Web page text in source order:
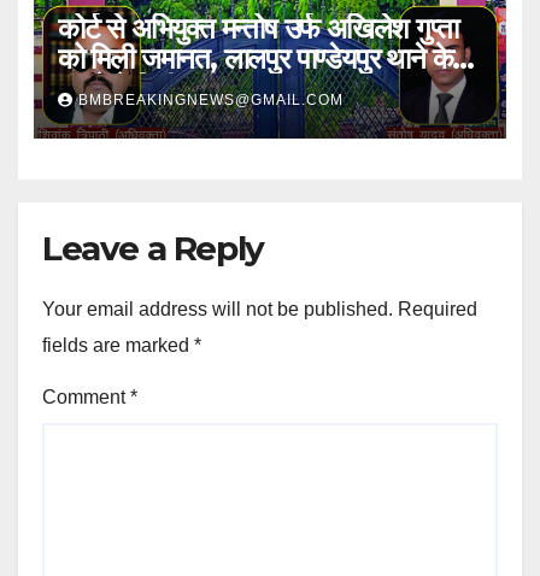
कोर्ट से अभियुक्त मन्तोष उर्फ अखिलेश गुप्ता
को मिली जमानत, लालपुर पाण्डेयपुर थाने के
मामले में मिली राहत
BMBREAKINGNEWS@GMAIL.COM
Leave a Reply
Your email address will not be published. Required
fields are marked *
Comment*